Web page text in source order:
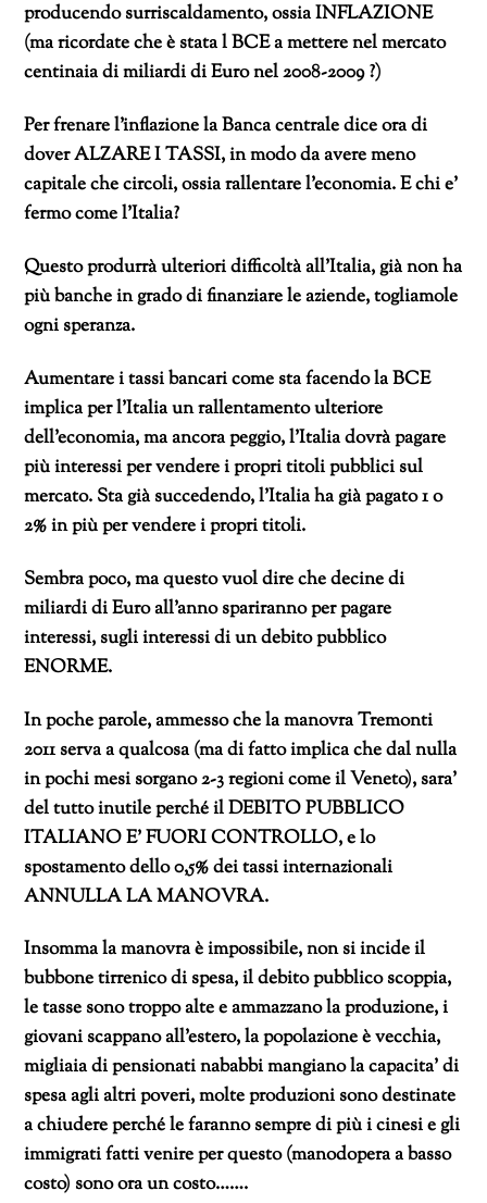
producendo surriscaldamento, ossia INFLAZIONE
(ma ricordate che è stata l BCE a mettere nel mercato
centinaia di miliardi di Euro nel 2008-2009 ?)
Per frenare l’inflazione la Banca centrale dice ora di
dover ALZARE I TASSI, in modo da avere meno
capitale che circoli, ossia rallentare l’economia. E chi e’
fermo come l’Italia?
Questo produrrà ulteriori difficoltà all’Italia, già non ha
più banche in grado di finanziare le aziende, togliamole
ogni speranza.
Aumentare i tassi bancari come sta facendo la BCE
implica per l’Italia un rallentamento ulteriore
dell’economia, ma ancora peggio, l’Italia dovrà pagare
più interessi per vendere i propri titoli pubblici sul
mercato. Sta già succedendo, l’Italia ha già pagato 1 o
2% in più per vendere i propri titoli.
Sembra poco, ma questo vuol dire che decine di
miliardi di Euro all’anno spariranno per pagare
interessi, sugli interessi di un debito pubblico
ENORME.
In poche parole, ammesso che la manovra Tremonti
2011 serva a qualcosa (ma di fatto implica che dal nulla
in pochi mesi sorgano 2-3 regioni come il Veneto), sara’
del tutto inutile perché il DEBITO PUBBLICO
ITALIANO E’ FUORI CONTROLLO, e lo
spostamento dello 0,5% dei tassi internazionali
ANNULLA LA MANOVRA.
Insomma la manovra è impossibile, non si incide il
bubbone tirrenico di spesa, il debito pubblico scoppia,
le tasse sono troppo alte e ammazzano la produzione, i
giovani scappano all’estero, la popolazione è vecchia,
migliaia di pensionati nababbi mangiano la capacita’ di
spesa agli altri poveri, molte produzioni sono destinate
a chiudere perché le faranno sempre di più i cinesi e gli
immigrati fatti venire per questo (manodopera a basso
costo) sono ora un costo…….